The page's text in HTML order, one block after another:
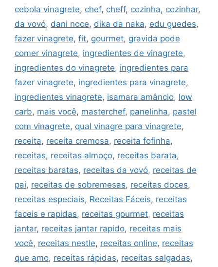
cebola vinagrete, chef, cheff, cozinha, cozinhar,
da vovó, dani noce, dika da naka, edu guedes,
fazer vinagrete, fit, gourmet, gravida pode
comer vinagrete, ingredientes de vinagrete,
ingredientes do vinagrete, ingredientes para
fazer vinagrete, ingredientes para vinagrete,
ingredientes vinagrete, isamara amâncio, low
carb, mais você, masterchef, panelinha, pastel
com vinagrete, qual vinagre para vinagrete,
receita, receita cremosa, receita fofinha,
receitas, receitas almoço, receitas barata,
receitas baratas, receitas da vovó, receitas de
pai, receitas de sobremesas, receitas doces,
receitas especiais, Receitas Fáceis, receitas
faceis e rapidas, receitas gourmet, receitas
jantar, receitas jantar rapido, receitas mais
você, receitas nestle, receitas online, receitas
que amo, receitas rápidas, receitas salgadas,